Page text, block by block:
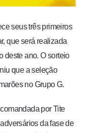
seus três primeiros
que será realizada
deste ano. O sorteio
que a seleção
no Grupo G.
por Tite
da fase de